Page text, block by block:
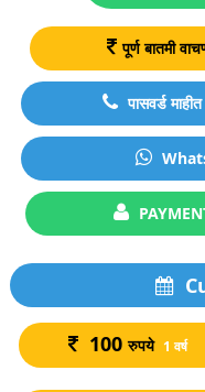
पूर्ण बातमी
पासवर्ड
100 रुपये 1 वर्ष